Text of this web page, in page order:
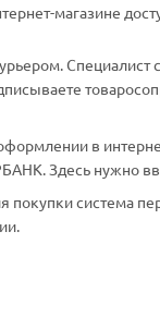
магазине
Специалист
в
Здесь нужно
система